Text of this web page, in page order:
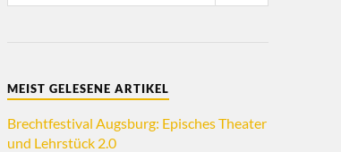
MEIST GELESENE ARTIKEL
Brechtfestival Augsburg: Episches Theater
und Lehrstück 2.0